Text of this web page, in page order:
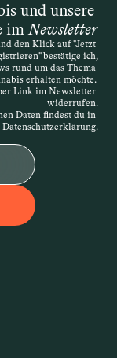
Die
individuell
stark
und unsere
im Newsletter
den Klick auf "Jetzt
bestätige ich,
rund um das Thema
erhalten möchte.
Link im Newsletter
widerrufen.
Daten findest du in
Datenschutzerklärung.